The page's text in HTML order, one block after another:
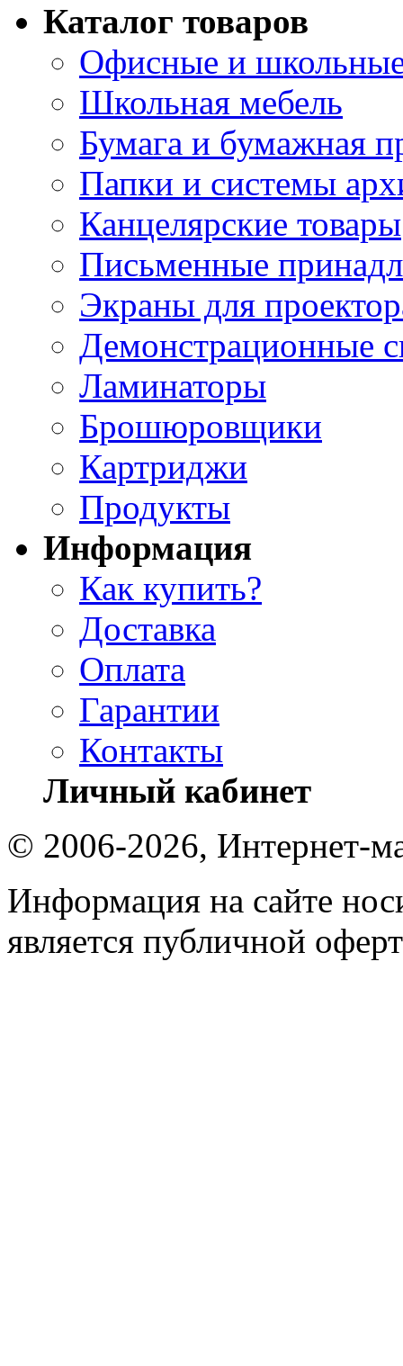
Каталог товаров
Офисные и
Школьная мебель
Бумага и бумажная
Папки и системы
Канцелярские товары
Письменные
Экраны для
Демонстрационные
Ламинаторы
Брошюровщики
Картриджи
Продукты
Информация
Как купить?
Доставка
Оплата
Гарантии
Контакты
Личный кабинет
© 2006-2026, Интернет-
Информация на сайте
является публичной